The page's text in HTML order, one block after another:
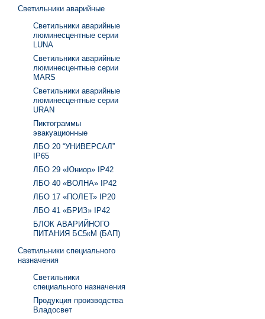
Светильники аварийные
Светильники аварийные
люминесцентные серии
LUNA
Светильники аварийные
люминесцентные серии
MARS
Светильники аварийные
люминесцентные серии
URAN
Пиктограммы
эвакуационные
ЛБО 20 “УНИВЕРСАЛ”
IP65
ЛБО 29 «Юниор» IP42
ЛБО 40 «ВОЛНА» IP42
ЛБО 17 «ПОЛЕТ» IP20
ЛБО 41 «БРИЗ» IP42
БЛОК АВАРИЙНОГО
ПИТАНИЯ БС5кМ (БАП)
Светильники специального
назначения
Светильники
специального назначения
Продукция производства
Владосвет